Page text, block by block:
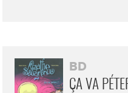
BD
ÇA VA